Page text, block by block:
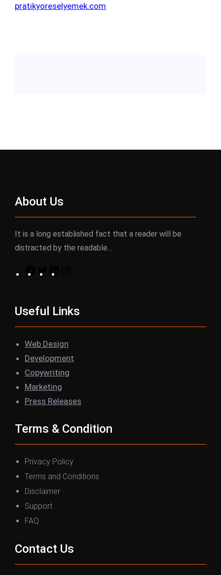
pratikyoreselyemek.com
About Us
It is a long established fact that a reader will be
distracted by the readable…
F
e
b
o
o
k
T
t
t
e
r
k
e
d
I
n
t
a
r
Useful Links
Web Design
Development
Copywriting
Marketing
Press Releases
Terms & Condition
Privacy Policy
Terms and Conditions
Disclaimer
Support
FAQ
Contact Us